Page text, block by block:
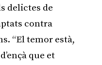
delictes de
contra
“El temor està,
que et